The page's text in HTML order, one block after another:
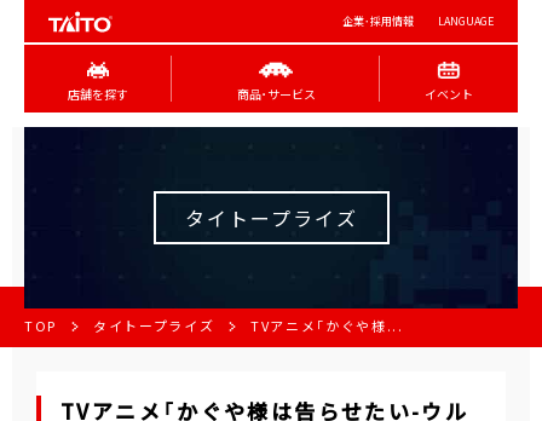
企業･採用情報 LANGUAGE
店舗を探す 商品･サービス イベント
タイトープライズ
TOP タイトープライズ TVアニメ「かぐや様...
TVアニメ「かぐや様は告らせたい-ウル